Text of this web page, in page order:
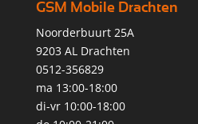
GSM Mobile Drachten
Noorderbuurt 25A
9203 AL Drachten
0512-356829
ma 13:00-18:00
di-vr 10:00-18:00